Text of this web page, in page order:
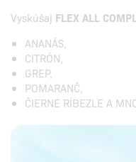
Vyskúšaj FLEX ALL
ANANÁS,
CITRÓN,
GREP,
POMARANČ,
ČIERNE RÍBEZLE A